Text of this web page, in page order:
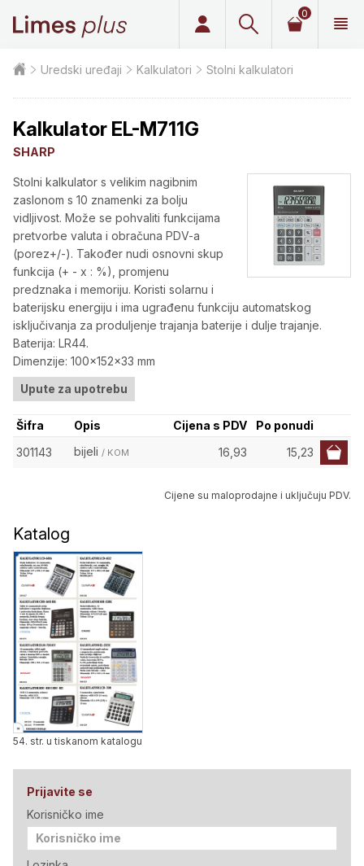
0
Uredski uređaji Kalkulatori Stolni kalkulatori
Kalkulator EL-M711G
SHARP
Stolni kalkulator s velikim nagibnim
zaslonom s 10 znamenki za bolju
vidljivost. Može se pohvaliti funkcijama
pretvorbe valuta i obračuna PDV-a
(porez+/-). Također nudi osnovni skup
funkcija (+ - x : %), promjenu
predznaka i memoriju. Koristi solarnu i
baterijsku energiju i ima ugrađenu funkciju automatskog
isključivanja za produljenje trajanja baterije i dulje trajanje.
Baterija: LR44.
Dimenzije: 100x152x33 mm
Upute za upotrebu
Šifra Opis Cijena s PDV
Po ponudi
301143
bijeli / KOM 16,93 15,23
Cijene su maloprodajne i uključuju PDV.
Katalog
54. str. u tiskanom katalogu
Prijavite se
Korisničko ime